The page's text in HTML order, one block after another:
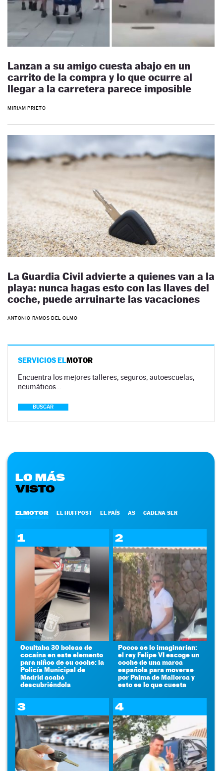
Lanzan a su amigo cuesta abajo en un
carrito de la compra y lo que ocurre al
llegar a la carretera parece imposible
MIRIAM PRIETO
La Guardia Civil advierte a quienes van a la
playa: nunca hagas esto con las llaves del
coche, puede arruinarte las vacaciones
ANTONIO RAMOS DEL OLMO
SERVICIOS ELMOTOR
Encuentra los mejores talleres, seguros, autoescuelas,
neumáticos…
BUSCAR
LO MÁS
VISTO
ELMOTOR EL HUFFPOST EL PAÍS AS CADENA SER
1
Ocultaba 30 bolsas de
cocaína en este elemento
para niños de su coche: la
Policía Municipal de
Madrid acabó
descubriéndola
2
Pocos se lo imaginarían:
el rey Felipe VI escoge un
coche de una marca
española para moverse
por Palma de Mallorca y
esto es lo que cuesta
3 4